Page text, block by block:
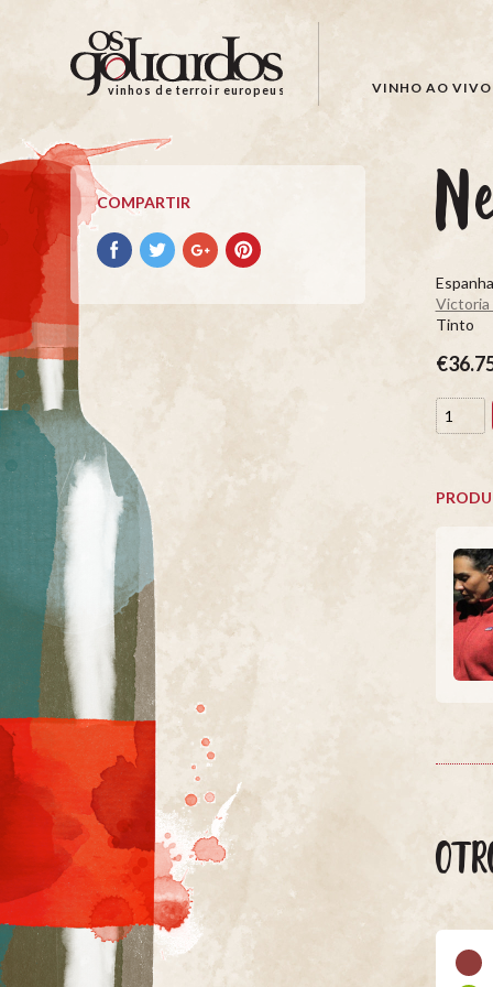
Os
Goliardos
Vinhos
de
Terroir
Europeus
vinhos de terroir europeus VINHO AO
COMPARTIR
Compartir
con
Compartir
con
Compartir
con
Compartir
con
Victoria
Tinto